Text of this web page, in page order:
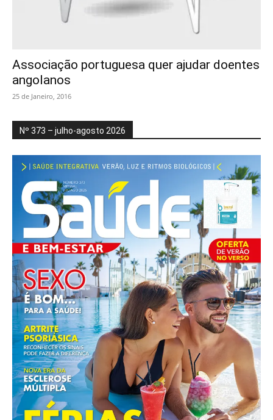
Associação portuguesa quer ajudar doentes
angolanos
25 de Janeiro, 2016
Nº 373 – julho-agosto 2026